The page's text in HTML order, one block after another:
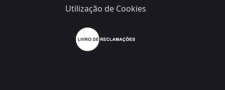
Utilização de Cookies